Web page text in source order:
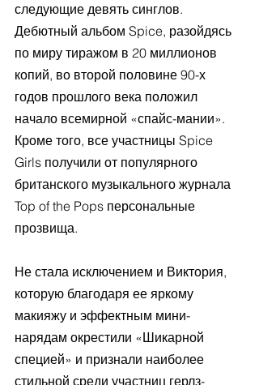
следующие девять синглов.
Дебютный альбом Spice, разойдясь
по миру тиражом в 20 миллионов
копий, во второй половине 90-х
годов прошлого века положил
начало всемирной «спайс-мании».
Кроме того, все участницы Spice
Girls получили от популярного
британского музыкального журнала
Top of the Pops персональные
прозвища.
Не стала исключением и Виктория,
которую благодаря ее яркому
макияжу и эффектным мини-
нарядам окрестили «Шикарной
специей» и признали наиболее
стильной среди участниц герлз-